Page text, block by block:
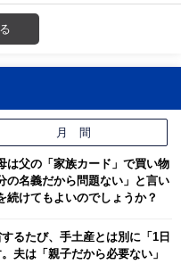
月 間
は父の「家族カード」で買い物
の名義だから問題ない」と言い
続けてもよいのでしょうか？
るたび、手土産とは別に「1日
夫は「親子だから必要ない」